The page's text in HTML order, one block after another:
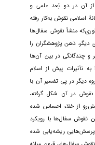
آن در دو بُعد علمی و
اسلامی نقوش به‌کار رفته
منشأ نقوش سفال‌ها
ذهن پژوهشگران را
چندگانگی در بین آن‌ها
تأثیرات پیش از اسلام
دیگر در پی تفسیر آن با
در آن شکل گرفته،
از خلاء احساس شده
نقوش سفال‌ها با رویکرد
ریشه‌یابی شده